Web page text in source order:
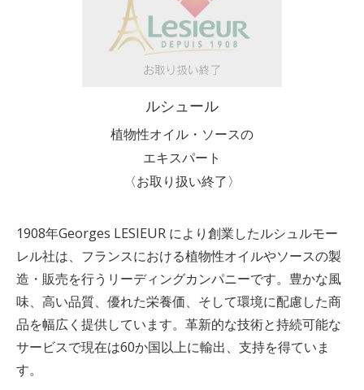
ルシュール
植物性オイル・ソースの
エキスパート
〈お取り扱い終了〉
1908年Georges LESIEUR により創業したルシュルモー
レル社は、フランスにおける植物性オイルやソースの製
造・販売を行うリーディングカンパニーです。豊かな風
味、高い品質、優れた栄養価、そして環境に配慮した商
品を幅広く提供しています。革新的な技術と持続可能な
サービスで現在は60か国以上に輸出、支持を得ていま
す。